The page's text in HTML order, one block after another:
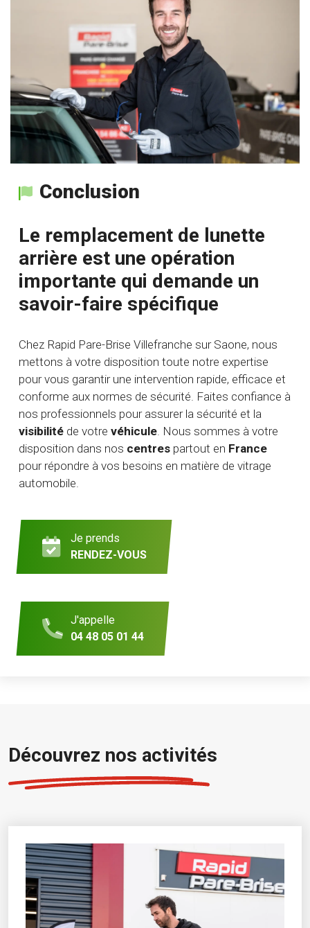
Conclusion
Le remplacement de lunette
arrière est une opération
importante qui demande un
savoir-faire spécifique
Chez Rapid Pare-Brise Villefranche sur Saone, nous
mettons à votre disposition toute notre expertise
pour vous garantir une intervention rapide, efficace et
conforme aux normes de sécurité. Faites confiance à
nos professionnels pour assurer la sécurité et la
visibilité de votre véhicule. Nous sommes à votre
disposition dans nos centres partout en France
pour répondre à vos besoins en matière de vitrage
automobile.
Je prends
RENDEZ-VOUS
J'appelle
04 48 05 01 44
Découvrez nos activités